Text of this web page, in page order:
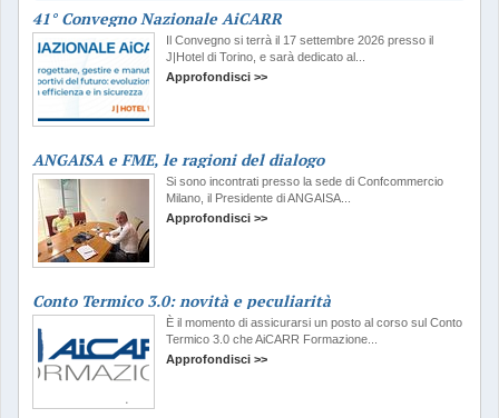
41° Convegno Nazionale AiCARR
Il Convegno si terrà il 17 settembre 2026 presso il
J|Hotel di Torino, e sarà dedicato al...
Approfondisci >>
ANGAISA e FME, le ragioni del dialogo
Si sono incontrati presso la sede di Confcommercio
Milano, il Presidente di ANGAISA...
Approfondisci >>
Conto Termico 3.0: novità e peculiarità
È il momento di assicurarsi un posto al corso sul Conto
Termico 3.0 che AiCARR Formazione...
Approfondisci >>